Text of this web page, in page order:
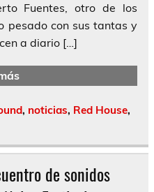
Fuentes, otro de los
pesado con sus tantas y
a diario […]
, noticias, Red House,
de sonidos